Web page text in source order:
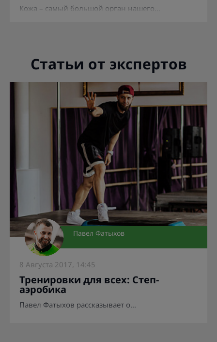
Кожа – самый большой орган нашего...
Статьи от экспертов
Павел Фатыхов
8 Августа 2017, 14:45
Тренировки для всех: Степ-
аэробика
Павел Фатыхов рассказывает о...